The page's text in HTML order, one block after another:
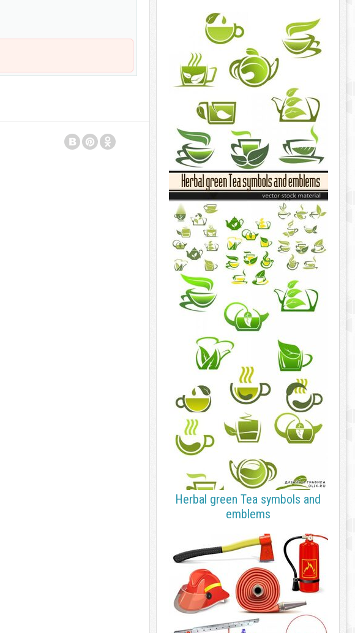
Herbal green Tea symbols and
emblems